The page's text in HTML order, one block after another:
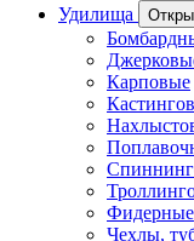
Удилища
Карповые
Фидерные
Чехлы,